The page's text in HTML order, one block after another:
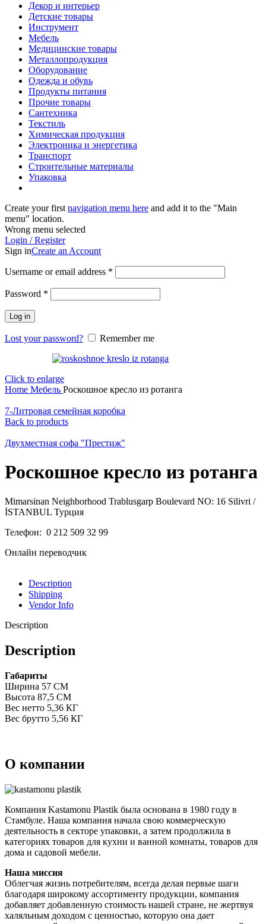
Декор и интерьер
Детские товары
Инструмент
Мебель
Медицинские товары
Металлопродукция
Оборудование
Одежда и обувь
Продукты питания
Прочие товары
Сантехника
Текстиль
Химическая продукция
Электроника и энергетика
Транспорт
Строительные материалы
Упаковка
Create your first navigation menu here and add it to the "Main
menu" location.
Wrong menu selected
Login / Register
Sign inCreate an Account
Username or email address *
Password *
Log in
Lost your password? Remember me
Click to enlarge
Home Мебель Роскошное кресло из ротанга
7-Литровая семейная коробка
Back to products
Двухместная софа "Престиж"
Роскошное кресло из ротанга
Mimarsinan Neighborhood Trablusgarp Boulevard NO: 16 Silivri /
İSTANBUL Турция
Телефон: 0 212 509 32 99
Онлайн переводчик
Description
Shipping
Vendor Info
Description
Description
Габариты
Ширина 57 СМ
Высота 87,5 СМ
Вес нетто 5,36 КГ
Вес брутто 5,56 КГ
О компании
Компания Kastamonu Plastik была основана в 1980 году в
Стамбуле. Наша компания начала свою коммерческую
деятельность в секторе упаковки, а затем продолжила в
категориях товаров для кухни и ванной комнаты, товаров для
дома и садовой мебели.
Наша миссия
Облегчая жизнь потребителям, всегда делая первые шаги
благодаря широкому ассортименту продукции, компания
добавляет добавленную стоимость нашей стране, не жертвуя
халяльным доходом с ценностью, которую она дает